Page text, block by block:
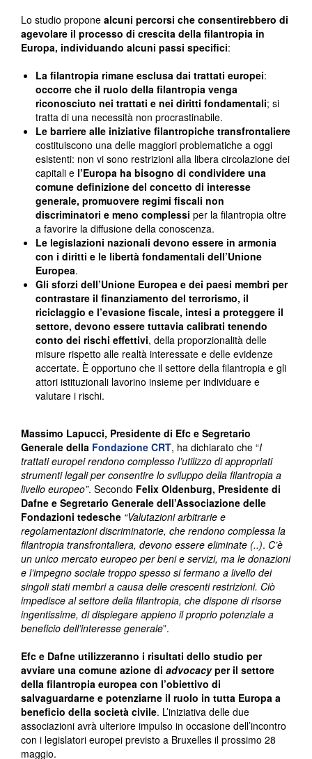
Lo studio propone alcuni percorsi che consentirebbero di
agevolare il processo di crescita della filantropia in
Europa, individuando alcuni passi specifici:
La filantropia rimane esclusa dai trattati europei:
occorre che il ruolo della filantropia venga
riconosciuto nei trattati e nei diritti fondamentali; si
tratta di una necessità non procrastinabile.
Le barriere alle iniziative filantropiche transfrontaliere
costituiscono una delle maggiori problematiche a oggi
esistenti: non vi sono restrizioni alla libera circolazione dei
capitali e l’Europa ha bisogno di condividere una
comune definizione del concetto di interesse
generale, promuovere regimi fiscali non
discriminatori e meno complessi per la filantropia oltre
a favorire la diffusione della conoscenza.
Le legislazioni nazionali devono essere in armonia
con i diritti e le libertà fondamentali dell’Unione
Europea.
Gli sforzi dell’Unione Europea e dei paesi membri per
contrastare il finanziamento del terrorismo, il
riciclaggio e l’evasione fiscale, intesi a proteggere il
settore, devono essere tuttavia calibrati tenendo
conto dei rischi effettivi, della proporzionalità delle
misure rispetto alle realtà interessate e delle evidenze
accertate. È opportuno che il settore della filantropia e gli
attori istituzionali lavorino insieme per individuare e
valutare i rischi.
Massimo Lapucci, Presidente di Efc e Segretario
Generale della Fondazione CRT, ha dichiarato che “I
trattati europei rendono complesso l’utilizzo di appropriati
strumenti legali per consentire lo sviluppo della filantropia a
livello europeo”. Secondo Felix Oldenburg, Presidente di
Dafne e Segretario Generale dell’Associazione delle
Fondazioni tedesche “Valutazioni arbitrarie e
regolamentazioni discriminatorie, che rendono complessa la
filantropia transfrontaliera, devono essere eliminate (..). C’è
un unico mercato europeo per beni e servizi, ma le donazioni
e l’impegno sociale troppo spesso si fermano a livello dei
singoli stati membri a causa delle crescenti restrizioni. Ciò
impedisce al settore della filantropia, che dispone di risorse
ingentissime, di dispiegare appieno il proprio potenziale a
beneficio dell’interesse generale”.
Efc e Dafne utilizzeranno i risultati dello studio per
avviare una comune azione di advocacyper il settore
della filantropia europea con l’obiettivo di
salvaguardarne e potenziarne il ruolo in tutta Europa a
beneficio della società civile. L’iniziativa delle due
associazioni avrà ulteriore impulso in occasione dell’incontro
con i legislatori europei previsto a Bruxelles il prossimo 28
maggio.